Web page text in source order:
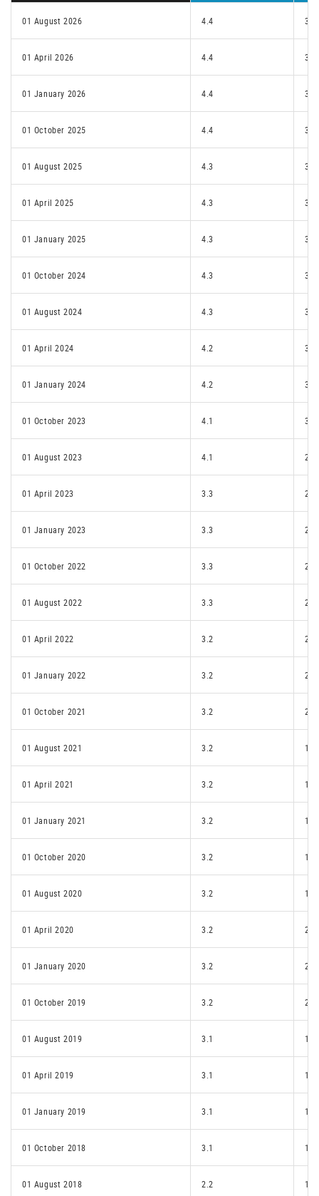
01 August 2026 4.4 3.2
01 April 2026 4.4 3.2
01 January 2026 4.4 3.2
01 October 2025 4.4 3.2
01 August 2025 4.3 3.2
01 April 2025 4.3 3.2
01 January 2025 4.3 3.2
01 October 2024 4.3 3.2
01 August 2024 4.3 3.2
01 April 2024 4.2 3.2
01 January 2024 4.2 3.1
01 October 2023 4.1 3.1
01 August 2023 4.1 2.2
01 April 2023 3.3 2.2
01 January 2023 3.3 2.2
01 October 2022 3.3 2.2
01 August 2022 3.3 2.1
01 April 2022 3.2 2.1
01 January 2022 3.2 2.1
01 October 2021 3.2 2.1
01 August 2021 3.2
01 April 2021 3.2
01 January 2021 3.2
01 October 2020 3.2
01 August 2020 3.2
01 April 2020 3.2 2.1
01 January 2020 3.2 2.1
01 October 2019 3.2 2.1
01 August 2019 3.1
01 April 2019 3.1
01 January 2019 3.1
01 October 2018 3.1
01 August 2018 2.2